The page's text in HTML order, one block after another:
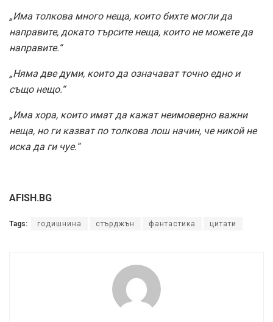
„Има толкова много неща, които бихте могли да
направите, докато търсите неща, които не можете да
направите.“
„Няма две думи, които да означават точно едно и
също нещо.“
„Има хора, които имат да кажат неимоверно важни
неща, но ги казват по толкова лош начин, че никой не
иска да ги чуе.“
AFISH.BG
Tags: годишнина стърджън фантастика цитати